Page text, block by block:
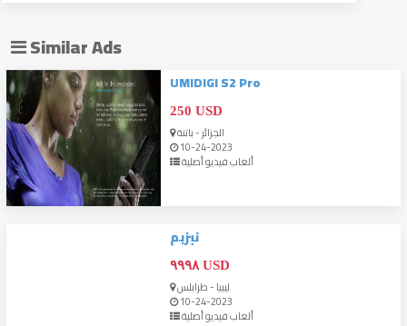
Similar Ads
UMIDIGI S2 Pro
250 USD
الجزائر - باتنة
10-24-2023
ألعاب فيديو أصلية
نبزبم
٩٩٩٨ USD
ليبيا - طرابلس
10-24-2023
ألعاب فيديو أصلية